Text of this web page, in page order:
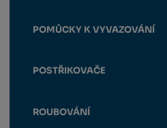
POMŮCKY K VYVAZOVÁNÍ
POSTŘIKOVAČE
ROUBOVÁNÍ